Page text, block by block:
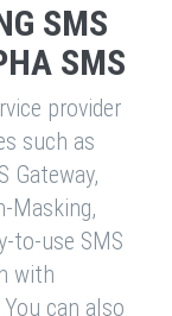
SMS
SMS
provider
such as
Gateway,
Masking,
to-use SMS
with
can also